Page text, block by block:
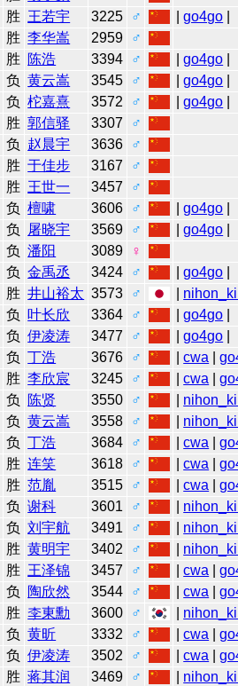
胜 王若宇 3225 ♂ |go4go
胜 李华嵩 2959
♂
胜 陈浩 3394 ♂ |go4go
负 黄云嵩 3545 ♂ |go4go
负 柁嘉熹 3572 ♂ |go4go
胜 郭信驿 3307
♂
负 赵晨宇 3636
♂
胜 于佳步 3167
♂
胜 王世一 3457
♂
负 檀啸 3606 ♂ |go4go
负 屠晓宇 3569 ♂ |go4go
负 潘阳 3089
♀
负 金禹丞 3424 ♂ |go4go
胜 井山裕太 3573 ♂
负 叶长欣 3364 ♂ |go4go
负 伊凌涛 3477 ♂ |go4go
负 丁浩 3676 ♂ |cwa |
胜 李欣宸 3245 ♂ |cwa |
负 陈贤 3550 ♂
负 黄云嵩 3558 ♂
负 丁浩 3684 ♂ |cwa |
胜 连笑 3618 ♂ |cwa |
胜 范胤 3515 ♂ |cwa |
负 谢科 3601 ♂
负 刘宇航 3491 ♂
胜 黄明宇 3402 ♂
胜 王泽锦 3457 ♂ |cwa |
负 陶欣然 3544 ♂ |cwa |
胜 李東勳 3600 ♂
负 黄昕 3332 ♂ |cwa |
负 伊凌涛 3502 ♂ |cwa |
胜 蒋其润 3469 ♂